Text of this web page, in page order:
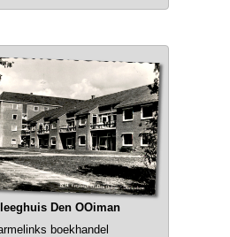
Den OOiman
boekhandel